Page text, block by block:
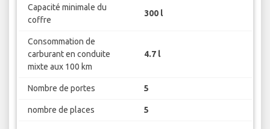
Capacité minimale du
coffre
300 l
Consommation de
carburant en conduite
mixte aux 100 km
4.7 l
Nombre de portes 5
nombre de places 5